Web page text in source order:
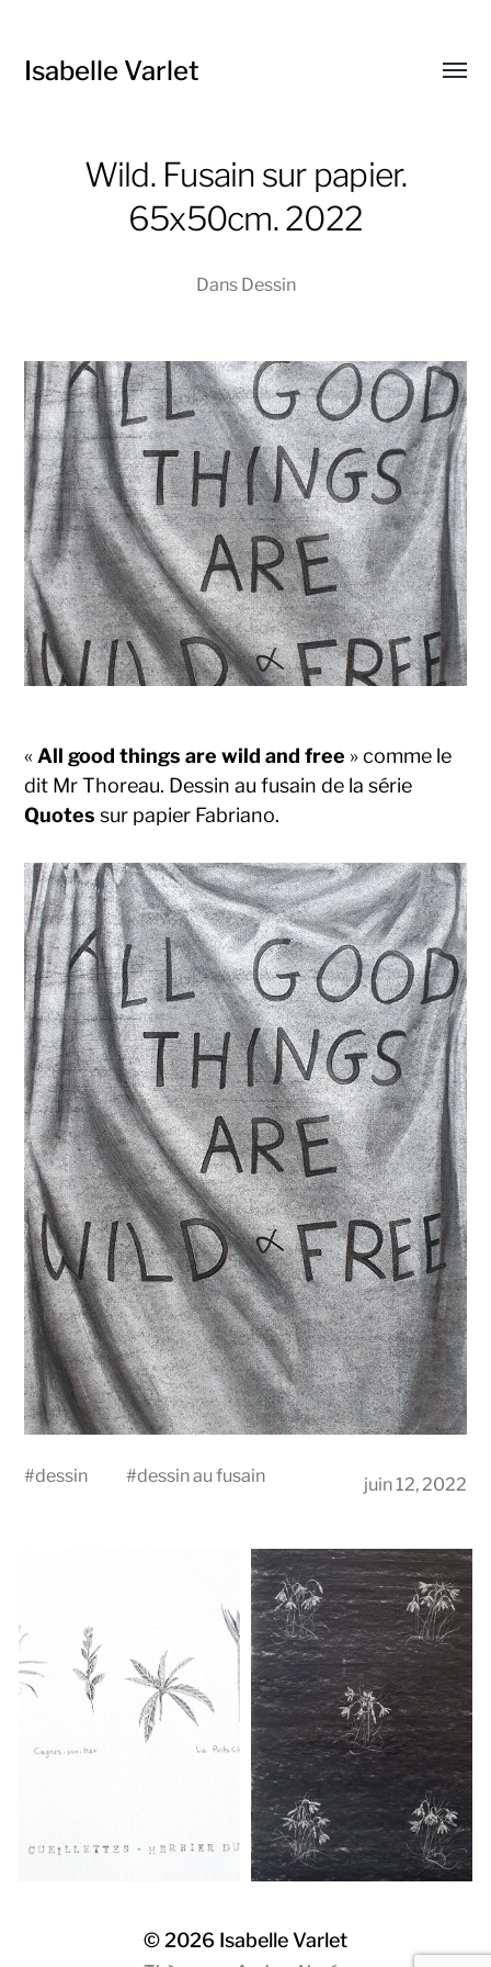
Isabelle Varlet
Wild. Fusain sur papier.
65x50cm. 2022
Dans Dessin
« All good things are wild and free » comme le
dit Mr Thoreau. Dessin au fusain de la série
Quotes sur papier Fabriano.
#dessin #dessin au fusain juin 12, 2022
© 2026 Isabelle Varlet